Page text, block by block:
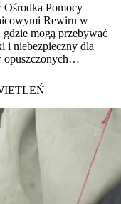
Pomocy
Rewiru w
mogą przebywać
i niebezpieczny dla
opuszczonych…